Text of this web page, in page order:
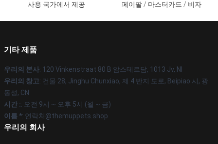
사용 국가에서 제공
페이팔 / 마스터카드 / 비자
기타 제품
우리의 본사: 120 Vinkenstraat 80 B 암스테르담, 1013 Jv, Nl
우리의 창고: 건물 28, Jinghu Chunxiao, 제 4 반지 도로, Beipiao 시, 광
동성, CN
시간 :: 오전 9시 ~ 오후 5시 (월 ~ 금)
이름 *: 연락처@themuppets.shop
우리의 회사